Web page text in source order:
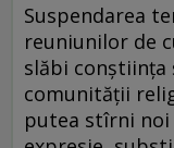
Suspendarea
reuniunilor de
slăbi conştiinţa
comunităţii
putea stîrni